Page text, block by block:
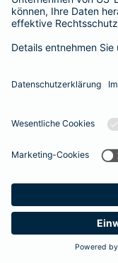
Suche
der